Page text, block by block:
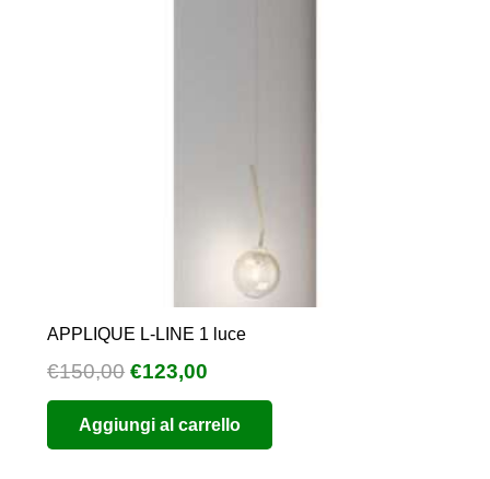
APPLIQUE L-LINE 1 luce
€150,00 Il
prezzo
originale
era:
€123,00
prezzo
attuale
è:
Aggiungi al carrello